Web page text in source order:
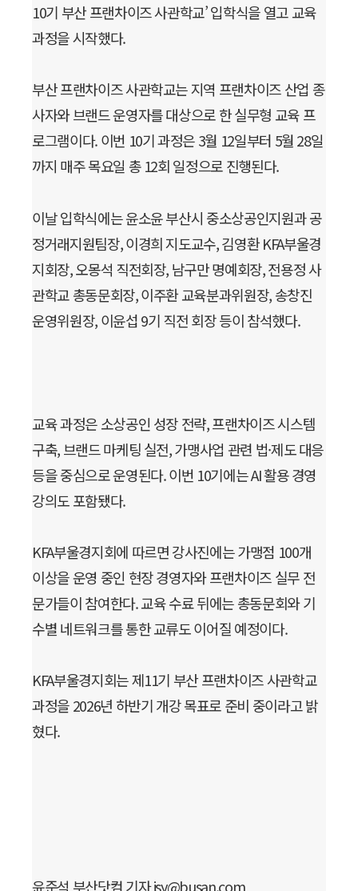
10기 부산 프랜차이즈 사관학교’ 입학식을 열고 교육
과정을 시작했다.
부산 프랜차이즈 사관학교는 지역 프랜차이즈 산업 종
사자와 브랜드 운영자를 대상으로 한 실무형 교육 프
로그램이다. 이번 10기 과정은 3월 12일부터 5월 28일
까지 매주 목요일 총 12회 일정으로 진행된다.
이날 입학식에는 윤소윤 부산시 중소상공인지원과 공
정거래지원팀장, 이경희 지도교수, 김영환 KFA부울경
지회장, 오몽석 직전회장, 남구만 명예회장, 전용정 사
관학교 총동문회장, 이주환 교육분과위원장, 송창진
운영위원장, 이윤섭 9기 직전 회장 등이 참석했다.
교육 과정은 소상공인 성장 전략, 프랜차이즈 시스템
구축, 브랜드 마케팅 실전, 가맹사업 관련 법·제도 대응
등을 중심으로 운영된다. 이번 10기에는 AI 활용 경영
강의도 포함됐다.
KFA부울경지회에 따르면 강사진에는 가맹점 100개
이상을 운영 중인 현장 경영자와 프랜차이즈 실무 전
문가들이 참여한다. 교육 수료 뒤에는 총동문회와 기
수별 네트워크를 통한 교류도 이어질 예정이다.
KFA부울경지회는 제11기 부산 프랜차이즈 사관학교
과정을 2026년 하반기 개강 목표로 준비 중이라고 밝
혔다.
윤준석 부산닷컴 기자 jsy@busan.com